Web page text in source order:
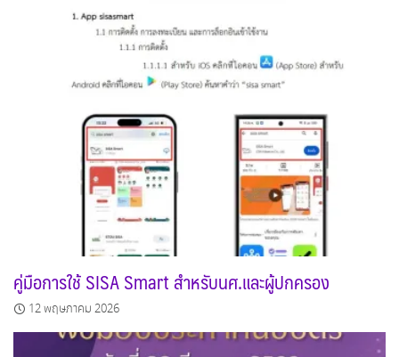
คู่มือการใช้ SISA Smart สำหรับนศ.และผู้ปกครอง
12 พฤษภาคม 2026